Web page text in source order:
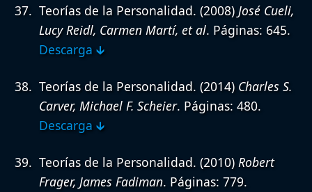
Teorías de la Personalidad. (2008) José Cueli,
Lucy Reidl, Carmen Martí, et al. Páginas: 645.
Descarga 🡳
Teorías de la Personalidad. (2014) Charles S.
Carver, Michael F. Scheier. Páginas: 480.
Descarga 🡳
Teorías de la Personalidad. (2010) Robert
Frager, James Fadiman. Páginas: 779.